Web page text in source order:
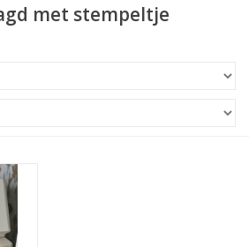
met stempeltje